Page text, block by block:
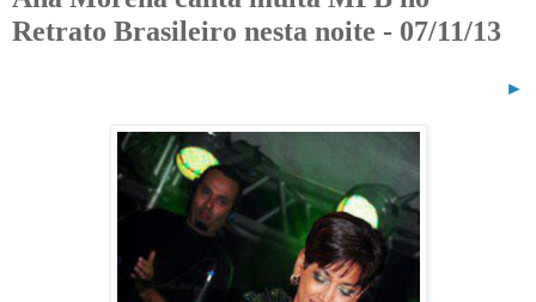
Retrato Brasileiro nesta noite - 07/11/13
►